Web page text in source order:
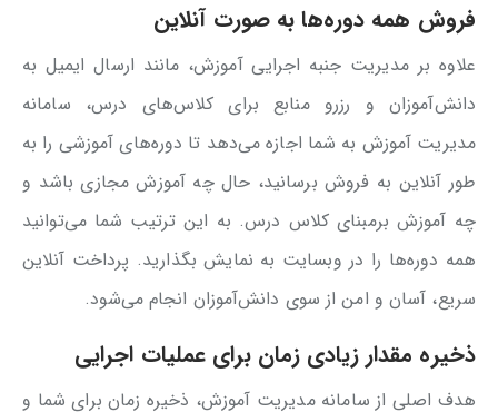
فروش همه دوره‌ها به صورت آنلاین
علاوه بر مدیریت جنبه اجرایی آموزش، مانند ارسال ایمیل به
دانش‌آموزان و رزرو منابع برای کلاس‌های درس، سامانه
مدیریت آموزش به شما اجازه می‌دهد تا دوره‌های آموزشی را به
طور آنلاین به فروش برسانید، حال چه آموزش مجازی باشد و
چه آموزش برمبنای کلاس درس. به این ترتیب شما می‌توانید
همه دوره‌ها را در وبسایت به نمایش بگذارید. پرداخت آنلاین
سریع، آسان و امن از سوی دانش‌آموزان انجام می‌شود.
ذخیره مقدار زیادی زمان برای عملیات اجرایی
هدف اصلی از سامانه مدیریت آموزش، ذخیره زمان برای شما و